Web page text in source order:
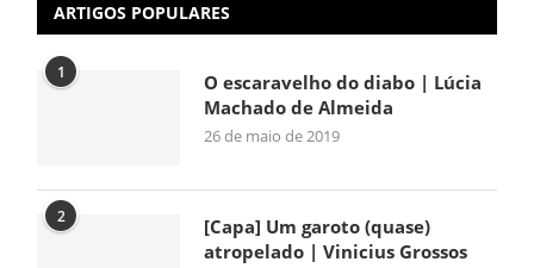
ARTIGOS POPULARES
1
O escaravelho do diabo | Lúcia
Machado de Almeida
26 de maio de 2019
2
[Capa] Um garoto (quase)
atropelado | Vinicius Grossos